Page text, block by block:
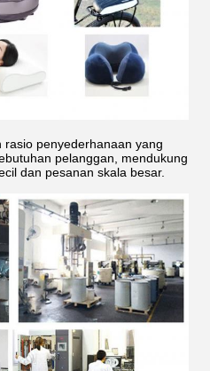
penyederhanaan yang
pelanggan, mendukung
dan pesanan skala besar.